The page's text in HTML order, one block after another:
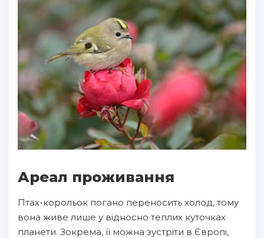
Ареал проживання
Птах-корольок погано переносить холод, тому
вона живе лише у відносно теплих куточках
планети. Зокрема, її можна зустріти в Європі,